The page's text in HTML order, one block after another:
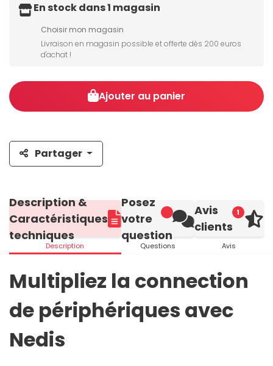
En stock dans 1 magasin
Choisir mon magasin
Livraison en magasin possible et offerte dès 200 euros
d'achat !
Ajouter au panier
Partager
Description &
Caractéristiques
techniques
Description
Posez
votre
question
Questions
1
Avis
clients
Avis
Multipliez la connection
de périphériques avec
Nedis